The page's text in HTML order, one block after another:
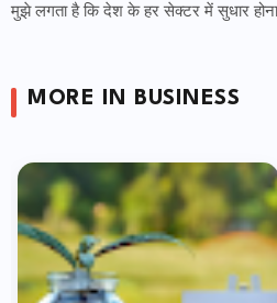
मुझे लगता है कि देश के हर सेक्टर में सुधार होना
MORE IN BUSINESS